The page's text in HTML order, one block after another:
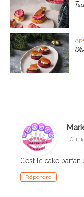
10
C’est le cake
Répondre